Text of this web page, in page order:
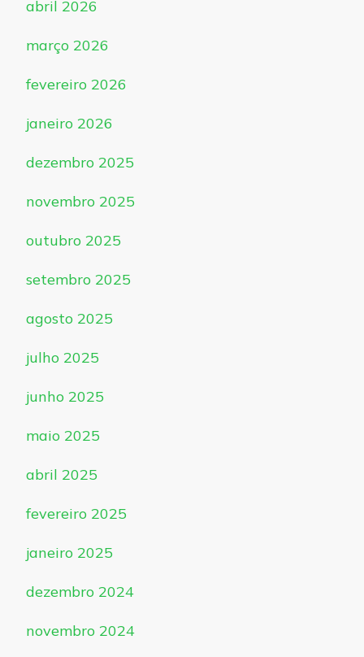
abril 2026
março 2026
fevereiro 2026
janeiro 2026
dezembro 2025
novembro 2025
outubro 2025
setembro 2025
agosto 2025
julho 2025
junho 2025
maio 2025
abril 2025
fevereiro 2025
janeiro 2025
dezembro 2024
novembro 2024